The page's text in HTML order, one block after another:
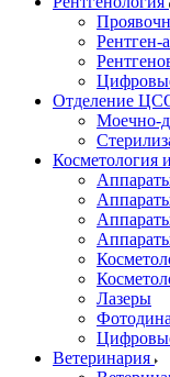
Рентген-
Отделение
Моечно-
Косметология
Лазеры
Ветеринария